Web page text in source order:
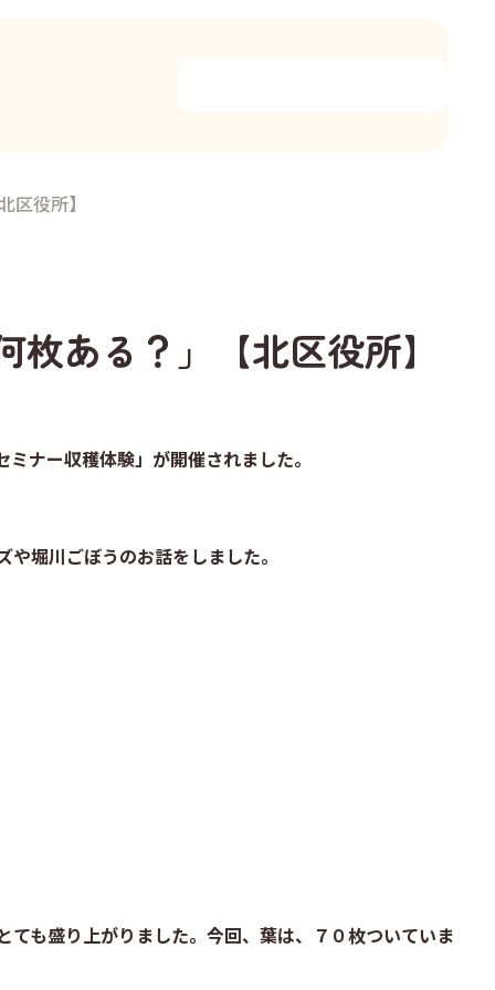
役所】
ある？」【北区役所】
ナー収穫体験」が開催されました。
堀川ごぼうのお話をしました。
も盛り上がりました。今回、葉は、７０枚ついていま